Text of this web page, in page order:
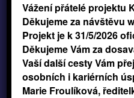
Vážení přátelé projektu
Děkujeme za návštěvu
Projekt je k 31/5/2026
Děkujeme Vám za
Vaší další cesty Vám
osobních i kariérních
Marie Froulíková,